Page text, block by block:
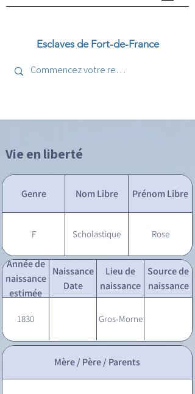
Esclaves de Fort-de-France
Vie en liberté
Genre Nom Libre Prénom Libre
F Scholastique Rose
Année de
naissance
estimée
Naissance
Date
Lieu de
naissance
Source de
naissance
1830 Gros-Morne
Mère / Père / Parents